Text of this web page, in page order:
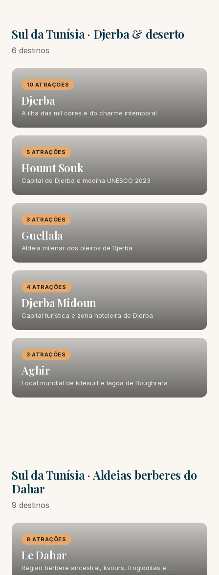
Sul da Tunísia · Djerba & deserto
6 destinos
10 ATRAÇÕES
Djerba
A ilha das mil cores e do charme intemporal
5 ATRAÇÕES
Houmt Souk
Capital de Djerba e medina UNESCO 2023
3 ATRAÇÕES
Guellala
Aldeia milenar dos oleiros de Djerba
4 ATRAÇÕES
Djerba Midoun
Capital turística e zona hoteleira de Djerba
3 ATRAÇÕES
Aghir
Local mundial de kitesurf e lagoa de Boughrara
Sul da Tunísia · Aldeias berberes do
Dahar
9 destinos
8 ATRAÇÕES
Le Dahar
Região berbere ancestral, ksours, trogloditas e …